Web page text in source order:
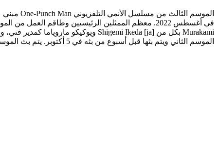
الموسم الثاني ويتم بثها قبل أسبوع من بثه في 5 أكتوبر. يتم بث الموسم على Hulu في الولايات المتحدة وDisney+ في كندا، وعلى Crunchyroll في أوروبا والشرق الأوسط.